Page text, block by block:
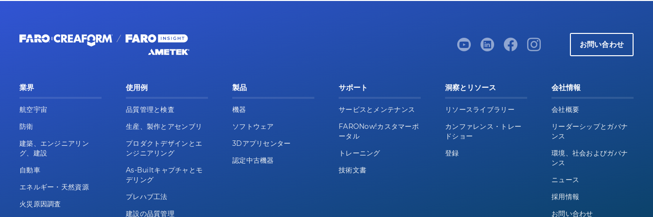
お問い合わせ
業界
航空宇宙
防衛
建築、エンジニアリン
グ、建設
自動車
エネルギー・天然資源
火災原因調査
使用例
品質管理と検査
生産、製作とアセンブリ
プロダクトデザインとエ
ンジニアリング
As-Builtキャプチャとモ
デリング
プレハブ工法
建設の品質管理
製品
機器
ソフトウェア
3Dアプリセンター
認定中古機器
サポート
サービスとメンテナンス
FARONow!カスタマーポ
ータル
トレーニング
技術文書
洞察とリソース
リソースライブラリー
カンファレンス・トレー
ドショー
登録
会社情報
会社概要
リーダーシップとガバナ
ンス
環境、社会およびガバナ
ンス
ニュース
採用情報
お問い合わせ